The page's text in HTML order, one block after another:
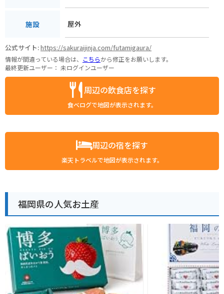
施設 屋外
公式サイト:https://sakuraijinja.com/futamigaura/
情報が間違っている場合は、 こちらから修正をお願いします。
最終更新ユーザー： 未ログインユーザー
周辺の飲食店を探す
食べログで地図が表示されます。
周辺の宿を探す
楽天トラベルで地図が表示されます。
福岡県の人気お土産